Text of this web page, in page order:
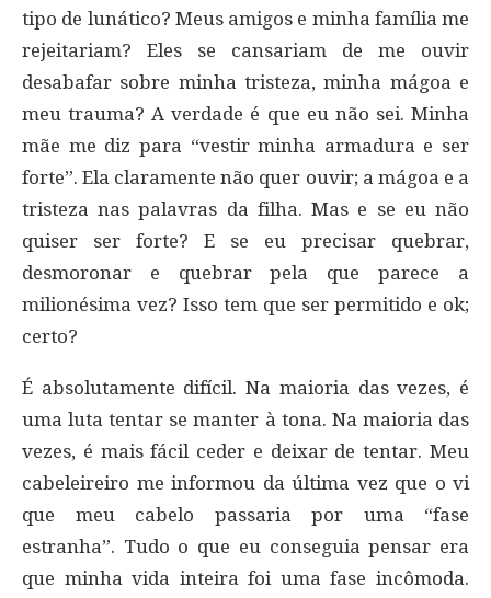
tipo de lunático? Meus amigos e minha família me
rejeitariam? Eles se cansariam de me ouvir
desabafar sobre minha tristeza, minha mágoa e
meu trauma? A verdade é que eu não sei. Minha
mãe me diz para “vestir minha armadura e ser
forte”. Ela claramente não quer ouvir; a mágoa e a
tristeza nas palavras da filha. Mas e se eu não
quiser ser forte? E se eu precisar quebrar,
desmoronar e quebrar pela que parece a
milionésima vez? Isso tem que ser permitido e ok;
certo?
É absolutamente difícil. Na maioria das vezes, é
uma luta tentar se manter à tona. Na maioria das
vezes, é mais fácil ceder e deixar de tentar. Meu
cabeleireiro me informou da última vez que o vi
que meu cabelo passaria por uma “fase
estranha”. Tudo o que eu conseguia pensar era
que minha vida inteira foi uma fase incômoda.